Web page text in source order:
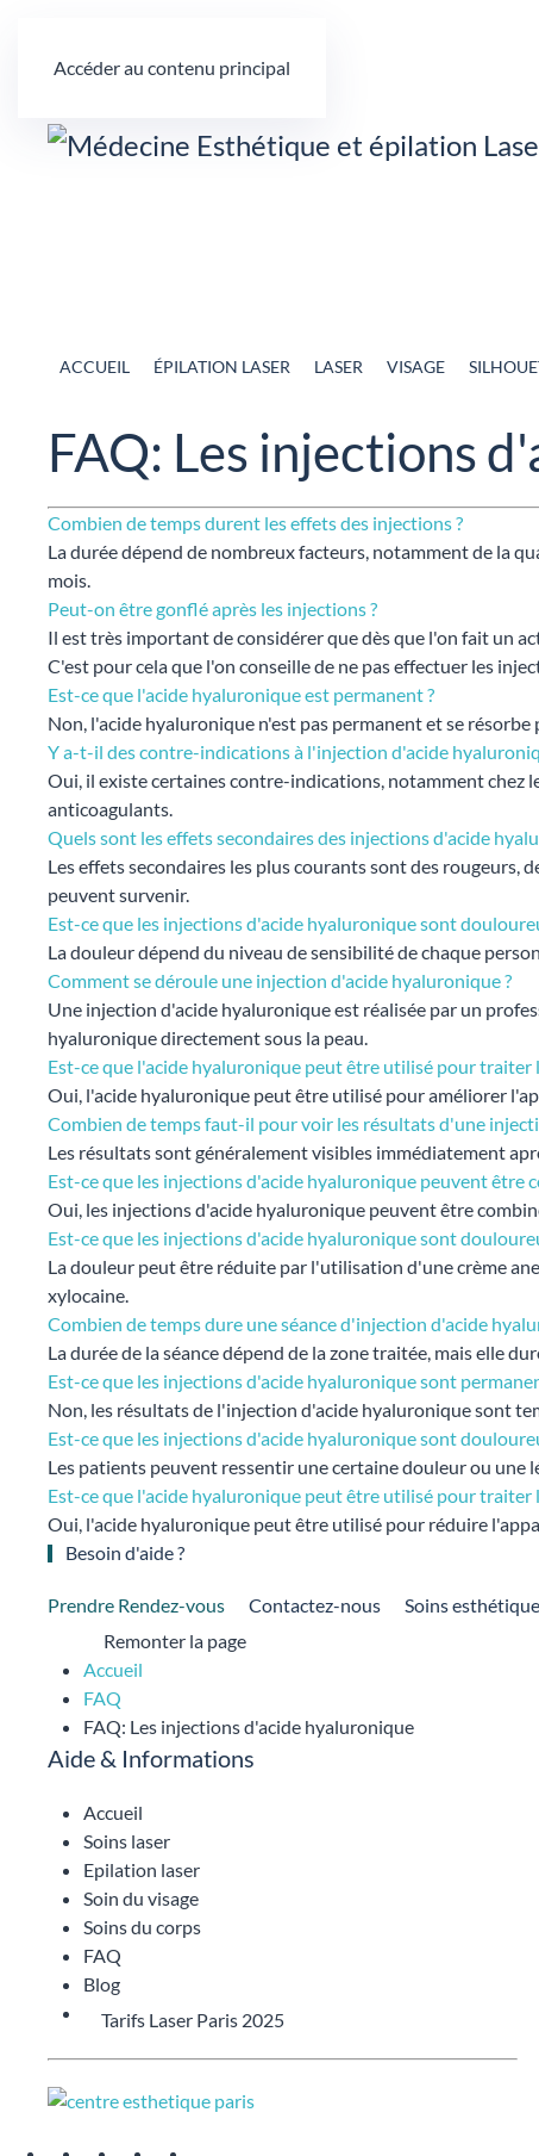
Accéder au contenu principal
ACCUEIL ÉPILATION LASER LASER VISAGE
FAQ: Les injections
Combien de temps durent les effets des injections ?
La durée dépend de nombreux facteurs, notamment de la
mois.
Peut-on être gonflé après les injections ?
Il est très important de considérer que dès que l'on fait un
C'est pour cela que l'on conseille de ne pas effectuer les
Est-ce que l'acide hyaluronique est permanent ?
Non, l'acide hyaluronique n'est pas permanent et se
Y a-t-il des contre-indications à l'injection d'acide
Oui, il existe certaines contre-indications, notamment chez
anticoagulants.
Quels sont les effets secondaires des injections d'acide
Les effets secondaires les plus courants sont des rougeurs,
peuvent survenir.
Est-ce que les injections d'acide hyaluronique sont
La douleur dépend du niveau de sensibilité de chaque
Comment se déroule une injection d'acide hyaluronique ?
Une injection d'acide hyaluronique est réalisée par un
hyaluronique directement sous la peau.
Est-ce que l'acide hyaluronique peut être utilisé pour traiter
Oui, l'acide hyaluronique peut être utilisé pour améliorer
Combien de temps faut-il pour voir les résultats d'une
Les résultats sont généralement visibles immédiatement
Est-ce que les injections d'acide hyaluronique peuvent être
Oui, les injections d'acide hyaluronique peuvent être
Est-ce que les injections d'acide hyaluronique sont
La douleur peut être réduite par l'utilisation d'une crème
xylocaine.
Combien de temps dure une séance d'injection d'acide
La durée de la séance dépend de la zone traitée, mais elle
Est-ce que les injections d'acide hyaluronique sont
Non, les résultats de l'injection d'acide hyaluronique sont
Est-ce que les injections d'acide hyaluronique sont
Les patients peuvent ressentir une certaine douleur ou une
Est-ce que l'acide hyaluronique peut être utilisé pour traiter
Oui, l'acide hyaluronique peut être utilisé pour réduire
Besoin d'aide ?
Prendre Rendez-vous Contactez-nous Soins
Remonter la page
Accueil
FAQ
FAQ: Les injections d'acide hyaluronique
Aide & Informations
Accueil
Soins laser
Epilation laser
Soin du visage
Soins du corps
FAQ
Blog
Tarifs Laser Paris 2025